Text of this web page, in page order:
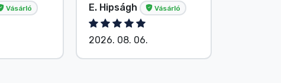
Vásárló E. Hipságh Vásárló
2026. 08. 06.